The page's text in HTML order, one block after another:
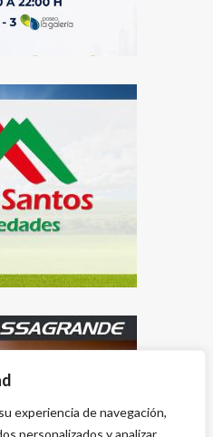
experiencia de navegación,
personalizados y analizar